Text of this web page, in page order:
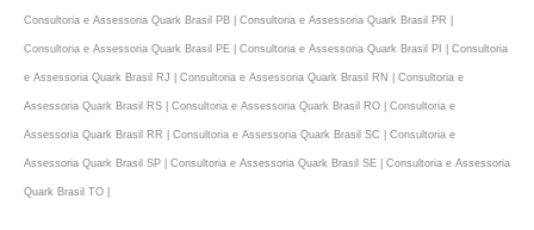
Consultoria e Assessoria Quark Brasil PB | Consultoria e Assessoria Quark Brasil PR |
Consultoria e Assessoria Quark Brasil PE | Consultoria e Assessoria Quark Brasil PI | Consultoria
e Assessoria Quark Brasil RJ | Consultoria e Assessoria Quark Brasil RN | Consultoria e
Assessoria Quark Brasil RS | Consultoria e Assessoria Quark Brasil RO | Consultoria e
Assessoria Quark Brasil RR | Consultoria e Assessoria Quark Brasil SC | Consultoria e
Assessoria Quark Brasil SP | Consultoria e Assessoria Quark Brasil SE | Consultoria e Assessoria
Quark Brasil TO |